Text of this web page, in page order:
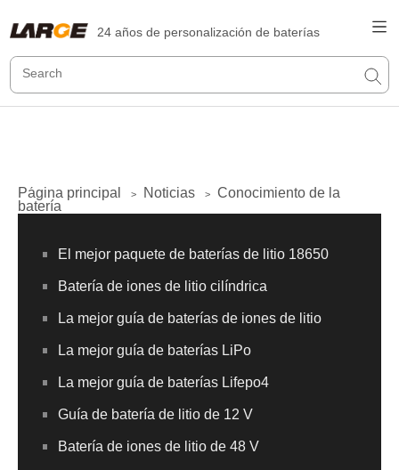
24 años de personalización de baterías
Página principal > Noticias >
Conocimiento de la
batería
El mejor paquete de baterías de litio 18650
Batería de iones de litio cilíndrica
La mejor guía de baterías de iones de litio
La mejor guía de baterías LiPo
La mejor guía de baterías Lifepo4
Guía de batería de litio de 12 V
Batería de iones de litio de 48 V